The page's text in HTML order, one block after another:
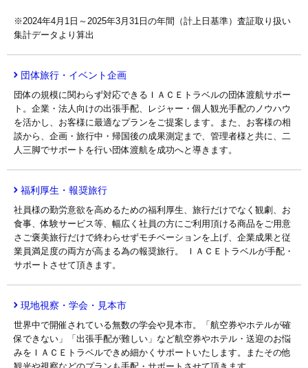
※2024年4月1日～2025年3月31日の年間（計上日基準）査証取り扱い
集計データより算出
団体旅行・イベント企画
団体の規模に関わらず対応できるＩＡＣＥトラベルの団体渡航サポー
ト。企業・法人向けの出張手配、レジャー・個人観光手配のノウハウ
を活かし、お客様に最適なプランをご提案します。また、お客様の相
談から、企画・旅行中・帰国後の成果測定まで、管理者様と共に、二
人三脚でサポートを行い団体渡航を成功へと導きます。
福利厚生・報奨旅行
社員様の勤労意欲を高めるための福利厚生、旅行だけでなく観劇、お
食事、体験サービス等、幅広く社員の方にご利用頂ける商品をご用意
さご褒美旅行だけで終わらせずモチベーションを上げ、企業成果と従
業員満足度の両方が高まる為の報奨旅行。 ＩＡＣＥトラベルが手配・
サポートさせて頂きます。
現地視察・学会・見本市
世界中で開催されている無数の学会や見本市。「航空券やホテルが確
保できない」「出張手配が難しい」など航空券やホテル・送迎のお悩
みをＩＡＣＥトラベルできめ細かくサポートいたします。またその他